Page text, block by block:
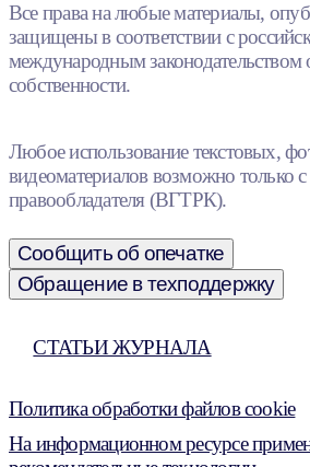
Все права на любые материалы,
защищены в соответствии с
международным законодательством
собственности.
Любое использование текстовых,
видеоматериалов возможно только с
правообладателя (ВГТРК).
Сообщить об опечатке
Обращение в техподдержку
СТАТЬИ ЖУРНАЛА
Политика обработки файлов cookie
На информационном ресурсе